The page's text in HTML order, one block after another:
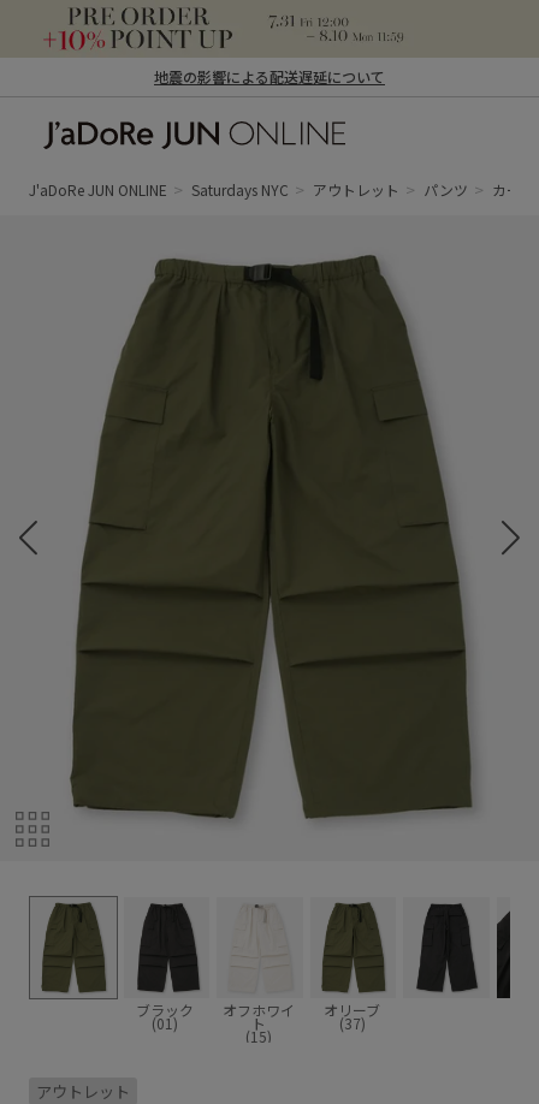
地震の影響による配送遅延について
ン オンライン）
J'aDoRe JUN ONLINE Saturdays NYC アウトレット パンツ カー
ブラック
(01)
オフホワイ
ト
(15)
オリーブ
(37)
アウトレット